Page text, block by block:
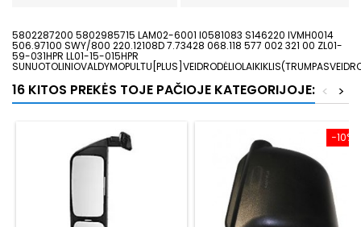
5802287200 5802985715 LAM02-6001 I0581083 S146220 IVMH0014
506.97100 SWY/800 220.12108D 7.73428 068.118 577 002 321 00 ZL01-
59-031HPR LL01-15-015HPR
16 KITOS PREKĖS TOJE PAČIOJE KATEGORIJOJE: >
<
−10%